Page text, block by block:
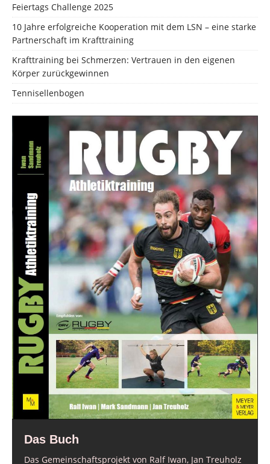
Feiertags Challenge 2025
10 Jahre erfolgreiche Kooperation mit dem LSN – eine starke
Partnerschaft im Krafttraining
Krafttraining bei Schmerzen: Vertrauen in den eigenen
Körper zurückgewinnen
Tennisellenbogen
Das Buch
Das Gemeinschaftsprojekt von Ralf Iwan, Jan Treuholz